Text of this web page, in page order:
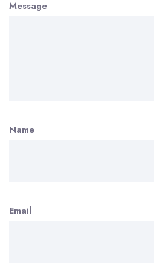
Message
Name
Email